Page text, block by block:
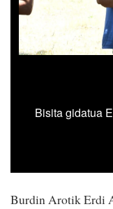
Burdin Arotik Erdi